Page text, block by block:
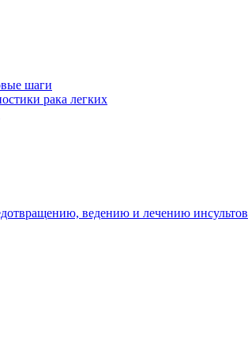
шаги
рака легких
ведению и лечению инсультов